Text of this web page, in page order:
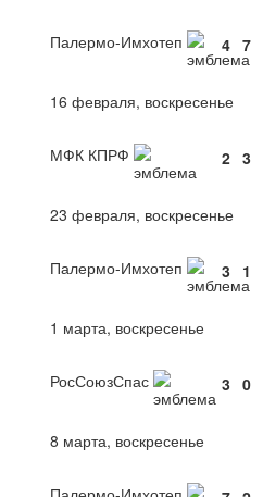
Палермо-Имхотеп 4 7
16 февраля, воскресенье
МФК КПРФ 2 3
23 февраля, воскресенье
Палермо-Имхотеп 3 1
1 марта, воскресенье
РосСоюзСпас 3 0
8 марта, воскресенье